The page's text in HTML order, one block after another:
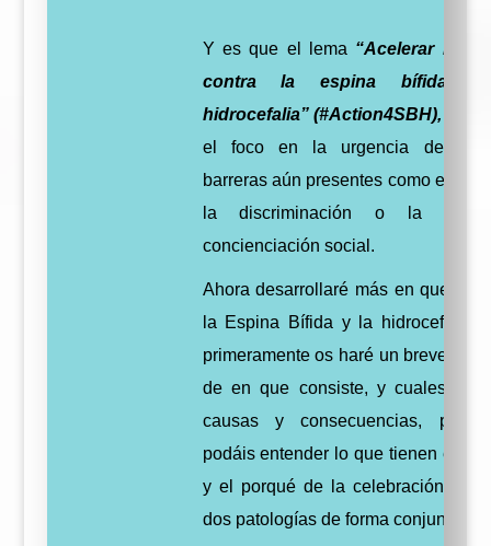
Y es que el lema “Acelerar la
contra la espina bífida
hidrocefalia” (#Action4SBH),
el foco en la urgencia de
barreras aún presentes como el
la discriminación o la falta
concienciación social.
Ahora desarrollaré más en que
la Espina Bífida y la hidrocefalia,
primeramente os haré un breve
de en que consiste, y cuales son
causas y consecuencias, para
podáis entender lo que tienen en
y el porqué de la celebración de
dos patologías de forma conjunta.